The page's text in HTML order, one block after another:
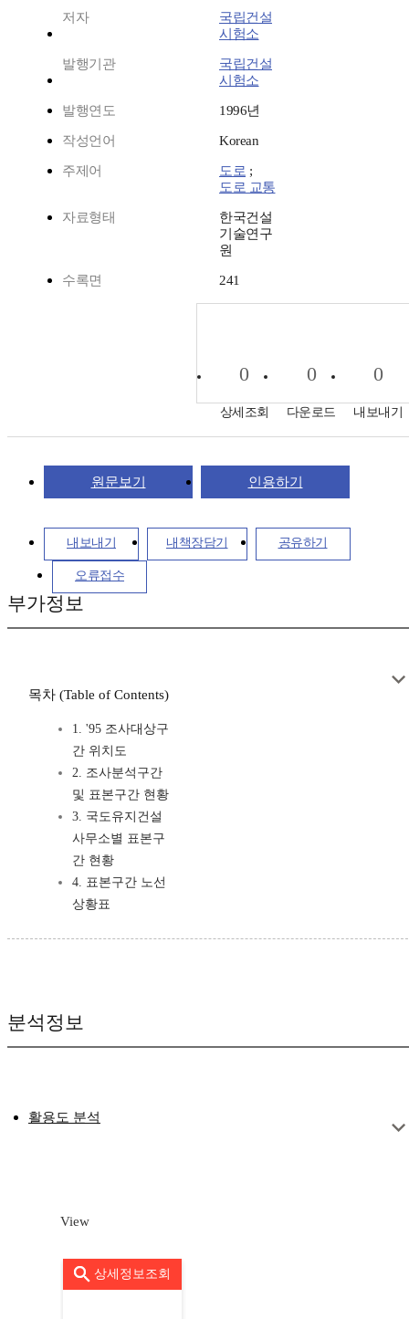
저자
국립건설
시험소
발행기관
국립건설
시험소
발행연도 1996년
작성언어 Korean
주제어 도로 ;
도로 교통
자료형태
한국건설
기술연구
원
수록면 241
0
상세조회
0
다운로드
0
내보내기
원문보기 인용하기
내보내기 내책장담기 공유하기
오류접수
부가정보
목차 (Table of Contents)
1. '95 조사대상구
간 위치도
2. 조사분석구간
및 표본구간 현황
3. 국도유지건설
사무소별 표본구
간 현황
4. 표본구간 노선
상황표
분석정보
활용도 분석
View
상세정보조회